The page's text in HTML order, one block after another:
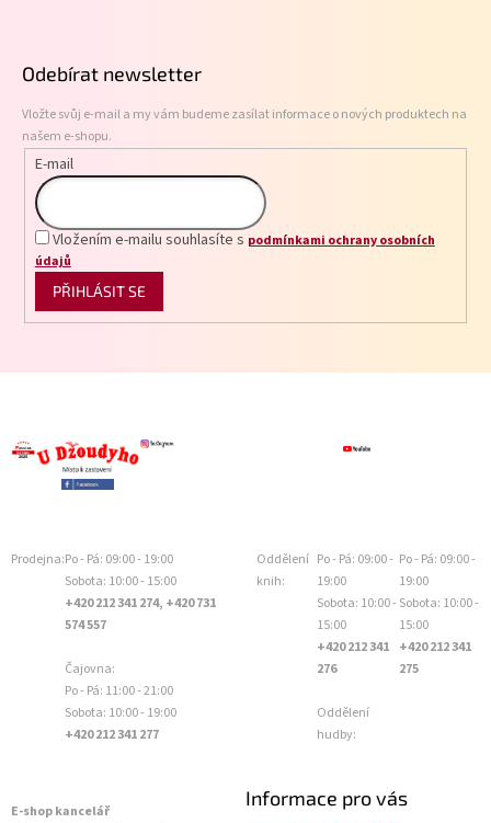
Odebírat newsletter
Vložte svůj e-mail a my vám budeme zasílat informace o nových produktech na
našem e-shopu.
E-mail
Vložením e-mailu souhlasíte s podmínkami ochrany osobních
údajů
PŘIHLÁSIT SE
Prodejna:Po - Pá: 09:00 - 19:00
Sobota: 10:00 - 15:00
+420 212 341 274, +420 731
574 557
Čajovna:
Po - Pá: 11:00 - 21:00
Sobota: 10:00 - 19:00
+420 212 341 277
Oddělení
knih:
Po - Pá: 09:00 -
19:00
Sobota: 10:00 -
15:00
+420 212 341
276
Oddělení
hudby:
Po - Pá: 09:00 -
19:00
Sobota: 10:00 -
15:00
+420 212 341
275
E-shop kancelář
Informace pro vás